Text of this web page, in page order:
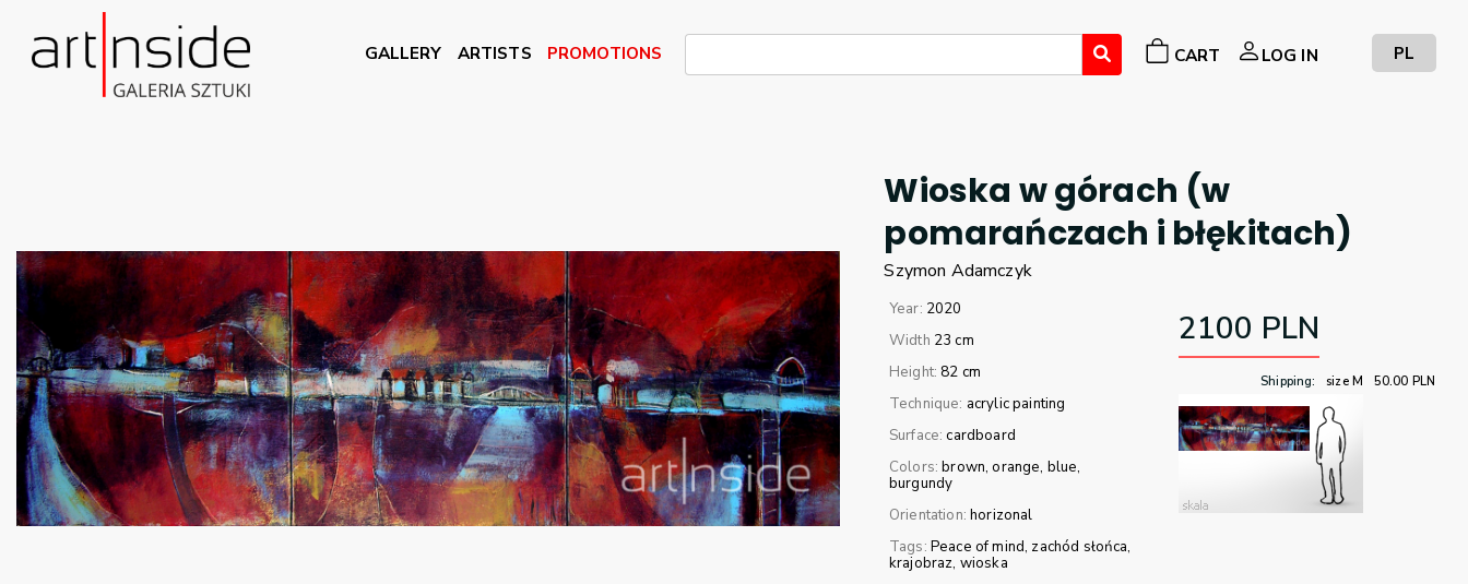
GALLERY ARTISTS PROMOTIONS CART LOG IN PL
Wioska w górach (w
pomarańczach i błękitach)
Szymon Adamczyk
Year: 2020
Width 23 cm
Height: 82 cm
Technique: acrylic painting
Surface:cardboard
Colors:brown orange blue
burgundy
Orientation:horizonal
Tags: Peace of mind zachód słońca
krajobraz wioska
2100 PLN
Shipping: size M 50.00 PLN